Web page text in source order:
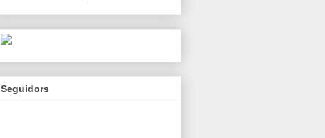
Seguidors